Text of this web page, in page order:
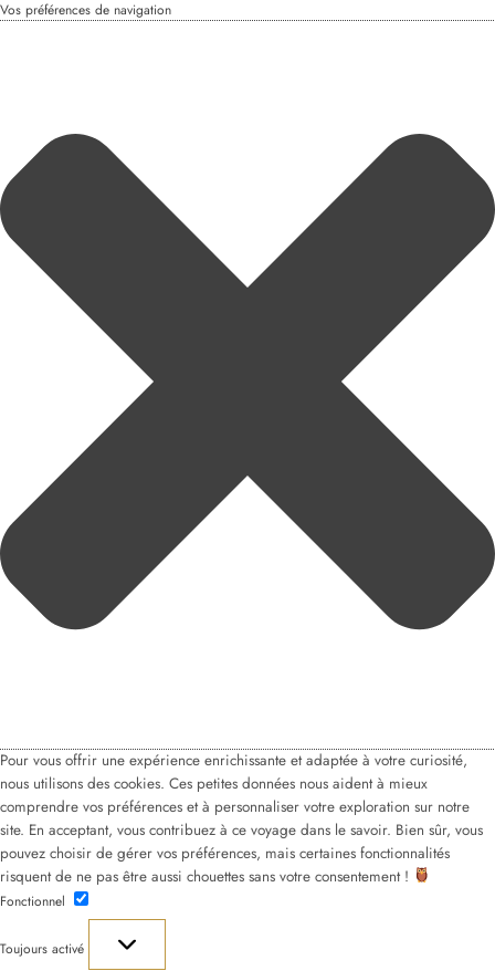
Vos préférences de navigation
Pour vous offrir une expérience enrichissante et adaptée à votre curiosité,
nous utilisons des cookies. Ces petites données nous aident à mieux
comprendre vos préférences et à personnaliser votre exploration sur notre
site. En acceptant, vous contribuez à ce voyage dans le savoir. Bien sûr, vous
pouvez choisir de gérer vos préférences, mais certaines fonctionnalités
risquent de ne pas être aussi chouettes sans votre consentement !
Fonctionnel
Toujours activé